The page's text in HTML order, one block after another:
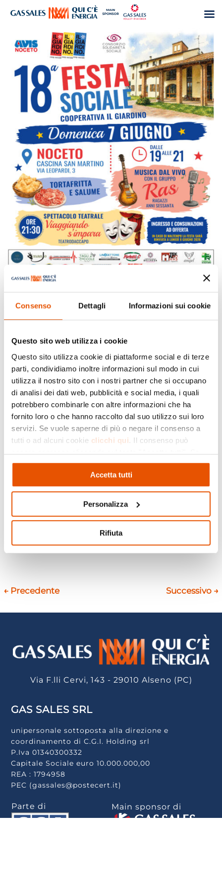
Consenso Dettagli Informazioni sui cookie
Questo sito web utilizza i cookie
Questo sito utilizza cookie di piattaforme social e di terze
parti, condividiamo inoltre informazioni sul modo in cui
utilizza il nostro sito con i nostri partner che si occupano
di analisi dei dati web, pubblicità e social media, i quali
potrebbero combinarle con altre informazioni che ha
fornito loro o che hanno raccolto dal suo utilizzo sui loro
servizi. Se vuole saperne di più o negare il consenso a
tutti o ad alcuni cookie clicchi qui. Il consenso può
essere espresso cliccando sul tasto "Accetta tutti". Se
non vuole i cookie di profilazione può negare il consenso
cliccando sul tasto "Rifiuta"Accetta tutti
Personalizza
Rifiuta
Festa Sociale
Giu 7, 2026|Eventi,Noceto
Il Francigena Fidenza Festival vi attende dall’11
al 14 aprile. Oltre 50 eventi: mostre, incontri,
laboratori per bambini, spettacoli e concerti,
mercati, camminate guidate alla scoperta del
territorio. Non mancate!
← Precedente Successivo →
Via F.lli Cervi, 143 - 29010 Alseno (PC)
GAS SALES SRL
unipersonale sottoposta alla direzione e
coordinamento di C.G.I. Holding srl
P.Iva 01340300332
Capitale Sociale euro 10.000.000,00
REA : 1794958
PEC (gassales@postecert.it)
Parte di Main sponsor di